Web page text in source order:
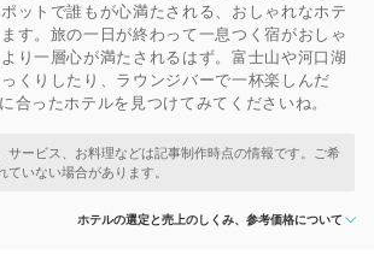
ットで誰もが心満たされる、おしゃれなホテ
す。旅の一日が終わって一息つく宿がおしゃ
り一層心が満たされるはず。富士山や河口湖
くりしたり、ラウンジバーで一杯楽しんだ
合ったホテルを見つけてみてくださいね。
ホテルの選定と売上のしくみ、参考価格について